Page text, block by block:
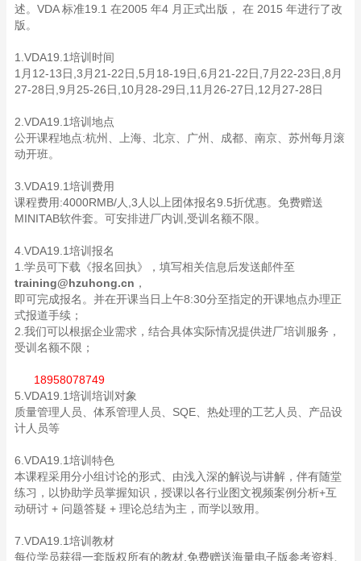
述。VDA 标准19.1 在2005 年4 月正式出版， 在 2015 年进行了改
版。
1.VDA19.1培训时间
1月12-13日,3月21-22日,5月18-19日,6月21-22日,7月22-23日,8月
27-28日,9月25-26日,10月28-29日,11月26-27日,12月27-28日
2.VDA19.1培训地点
公开课程地点:杭州、上海、北京、广州、成都、南京、苏州每月滚
动开班。
3.VDA19.1培训费用
课程费用:4000RMB/人,3人以上团体报名9.5折优惠。免费赠送
MINITAB软件套。可安排进厂内训,受训名额不限。
4.VDA19.1培训报名
1.学员可下载《报名回执》，填写相关信息后发送邮件至
training@hzuhong.cn ，
即可完成报名。并在开课当日上午8:30分至指定的开课地点办理正
式报道手续；
2.我们可以根据企业需求，结合具体实际情况提供进厂培训服务，
受训名额不限；
18958078749
5.VDA19.1培训培训对象
质量管理人员、体系管理人员、SQE、热处理的工艺人员、产品设
计人员等
6.VDA19.1培训特色
本课程采用分小组讨论的形式、由浅入深的解说与讲解，伴有随堂
练习，以协助学员掌握知识，授课以各行业图文视频案例分析+互
动研讨 + 问题答疑 + 理论总结为主，而学以致用。
7.VDA19.1培训教材
每位学员获得一套版权所有的教材,免费赠送海量电子版参考资料、